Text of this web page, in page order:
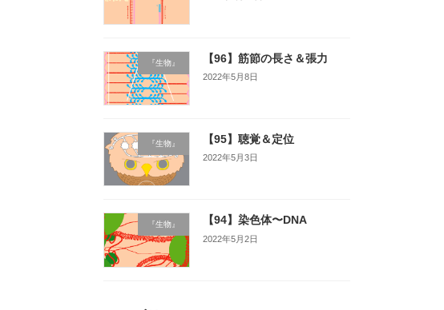
『生物』 【96】筋節の長さ＆張力
2022年5月8日
『生物』 【95】聴覚＆定位
2022年5月3日
『生物』 【94】染色体〜DNA
2022年5月2日